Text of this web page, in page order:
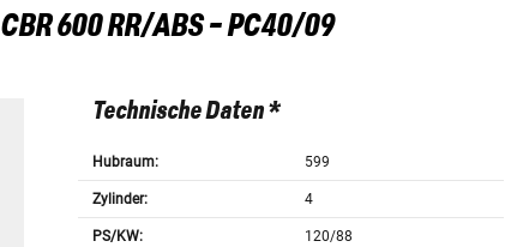
CBR 600 RR/ABS - PC40/09
Technische Daten *
Hubraum: 599
Zylinder: 4
PS/KW: 120/88